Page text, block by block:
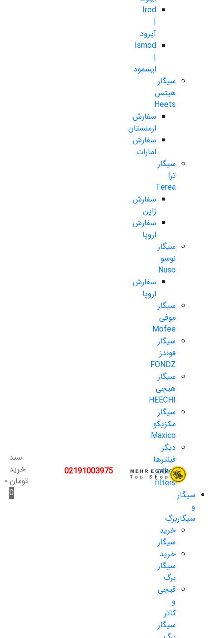
Irod
|
آیرود
Ismod
|
ایسمود
سیگار
هیتس
Heets
سفارش
ارمنستان
سفارش
امارات
سیگار
ترا
Terea
سفارش
ژاپن
سفارش
اروپا
سیگار
نوسو
Nuso
سفارش
اروپا
سیگار
موفی
Mofee
سیگار
فوندز
FONDZ
سیگار
هیچی
HEECHI
سیگار
مکزیکو
Maxico
دیگر
فیلترها
other
filters
سیگار
و
سیگاربرگ
خرید
سیگار
خرید
سیگار
برگ
قیچی
و
کاتر
سیگار
02191003975
سبد
خرید
تومان۰
0